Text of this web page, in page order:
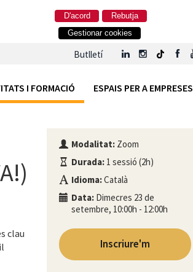
Rebutja
D'acord
Gestionar cookies
Butlletí
I FORMACIÓ ESPAIS PER A EMPRESES
clau
Modalitat: Zoom
Durada: 1 sessió (2h)
Idioma:Català
Data: Dimecres 23 de
setembre, 10:00h - 12:00h
Inscriure'm